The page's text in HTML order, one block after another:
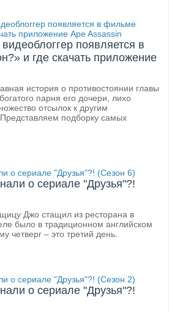
появляется в
и где скачать приложение
история о противостоянии главы
парня его дочери, лихо
отсылок к другим
подборку самых
о сериале "Друзья"?!
Джо стащил из ресторана в
было в традиционном английском
четверг – это третий день.
о сериале "Друзья"?!